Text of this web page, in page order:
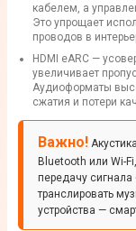
кабелем, а
Это упрощает
проводов в
HDMI eARC —
увеличивает
Аудиоформаты
сжатия и потери
Важно!
Bluetooth или Wi-
передачу
транслировать
устройства —